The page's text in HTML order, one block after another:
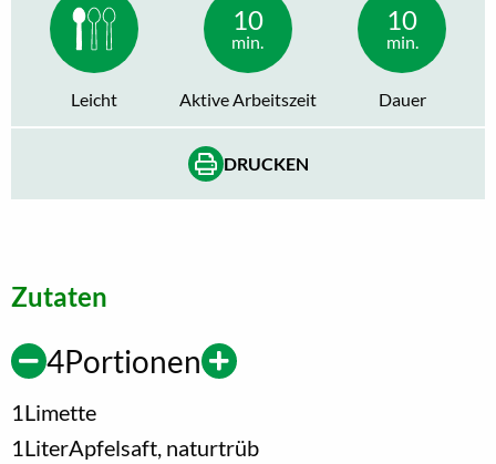
Leicht
10
min.
Aktive Arbeitszeit
10
min.
Dauer
DRUCKEN
Zutaten
4Portionen
1 Limette
1 LiterApfelsaft, naturtrüb